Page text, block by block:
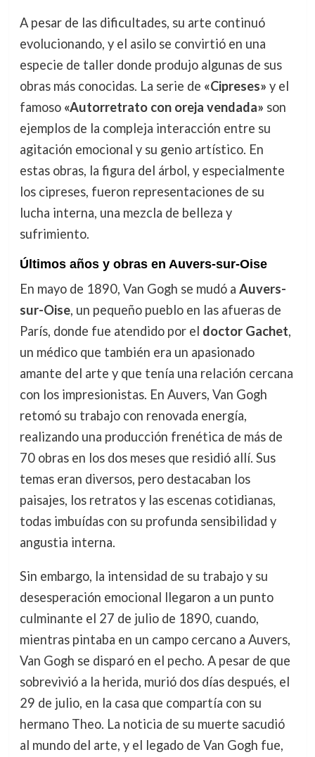
A pesar de las dificultades, su arte continuó
evolucionando, y el asilo se convirtió en una
especie de taller donde produjo algunas de sus
obras más conocidas. La serie de «Cipreses» y el
famoso «Autorretrato con oreja vendada» son
ejemplos de la compleja interacción entre su
agitación emocional y su genio artístico. En
estas obras, la figura del árbol, y especialmente
los cipreses, fueron representaciones de su
lucha interna, una mezcla de belleza y
sufrimiento.
Últimos años y obras en Auvers-sur-Oise
En mayo de 1890, Van Gogh se mudó a Auvers-
sur-Oise, un pequeño pueblo en las afueras de
París, donde fue atendido por el doctor Gachet,
un médico que también era un apasionado
amante del arte y que tenía una relación cercana
con los impresionistas. En Auvers, Van Gogh
retomó su trabajo con renovada energía,
realizando una producción frenética de más de
70 obras en los dos meses que residió allí. Sus
temas eran diversos, pero destacaban los
paisajes, los retratos y las escenas cotidianas,
todas imbuídas con su profunda sensibilidad y
angustia interna.
Sin embargo, la intensidad de su trabajo y su
desesperación emocional llegaron a un punto
culminante el 27 de julio de 1890, cuando,
mientras pintaba en un campo cercano a Auvers,
Van Gogh se disparó en el pecho. A pesar de que
sobrevivió a la herida, murió dos días después, el
29 de julio, en la casa que compartía con su
hermano Theo. La noticia de su muerte sacudió
al mundo del arte, y el legado de Van Gogh fue,